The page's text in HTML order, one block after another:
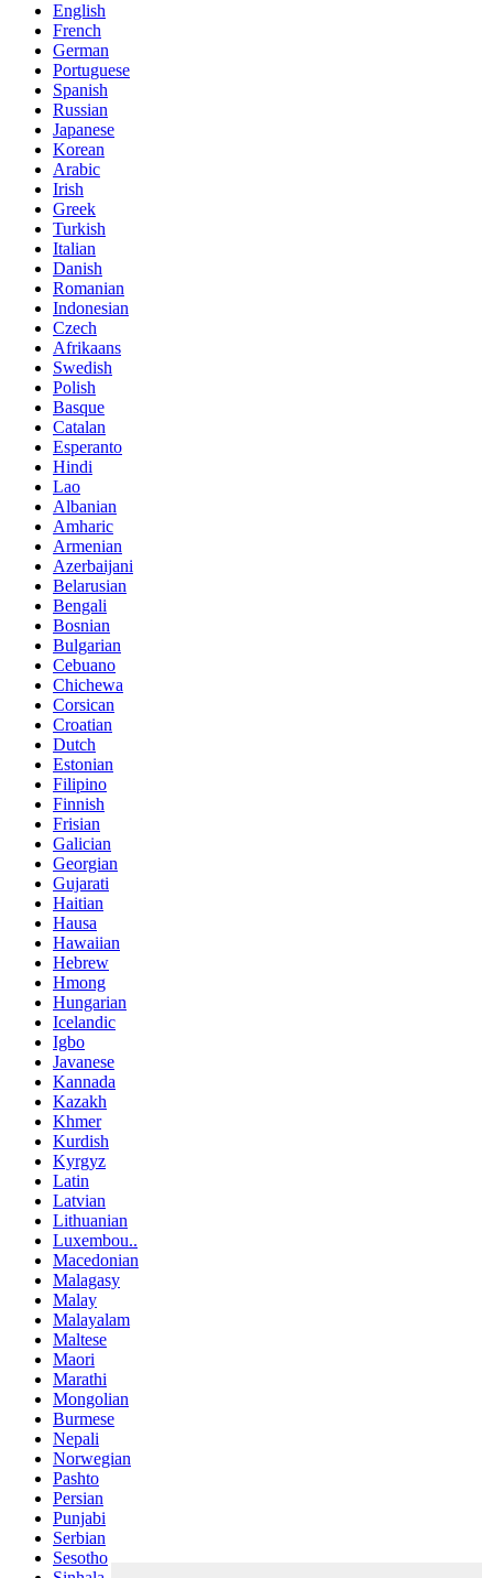
English
French
German
Portuguese
Spanish
Russian
Japanese
Korean
Arabic
Irish
Greek
Turkish
Italian
Danish
Romanian
Indonesian
Czech
Afrikaans
Swedish
Polish
Basque
Catalan
Esperanto
Hindi
Lao
Albanian
Amharic
Armenian
Azerbaijani
Belarusian
Bengali
Bosnian
Bulgarian
Cebuano
Chichewa
Corsican
Croatian
Dutch
Estonian
Filipino
Finnish
Frisian
Galician
Georgian
Gujarati
Haitian
Hausa
Hawaiian
Hebrew
Hmong
Hungarian
Icelandic
Igbo
Javanese
Kannada
Kazakh
Khmer
Kurdish
Kyrgyz
Latin
Latvian
Lithuanian
Luxembou..
Macedonian
Malagasy
Malay
Malayalam
Maltese
Maori
Marathi
Mongolian
Burmese
Nepali
Norwegian
Pashto
Persian
Punjabi
Serbian
Sesotho